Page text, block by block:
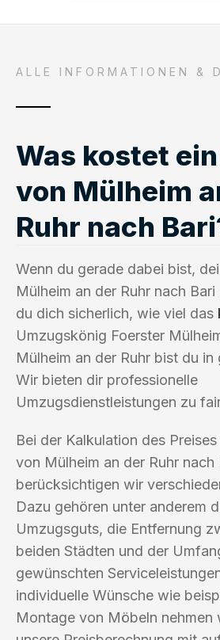
ALLE INFORMATIONEN &
Was kostet
von Mülheim
Ruhr nach
Wenn du gerade dabei bist,
Mülheim an der Ruhr nach
du dich sicherlich, wie viel das
Umzugskönig Foerster
Mülheim an der Ruhr bist du in
Wir bieten dir professionelle
Umzugsdienstleistungen zu
Bei der Kalkulation des
von Mülheim an der Ruhr nach
berücksichtigen wir
Dazu gehören unter anderem
Umzugsguts, die Entfernung
beiden Städten und der
gewünschten
individuelle Wünsche wie
Montage von Möbeln nehmen